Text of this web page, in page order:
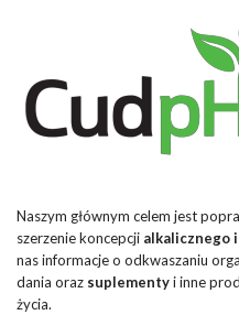
Naszym głównym celem jest
szerzenie koncepcji alkalicznego
nas informacje o odkwaszaniu
dania oraz suplementyi inne
życia.